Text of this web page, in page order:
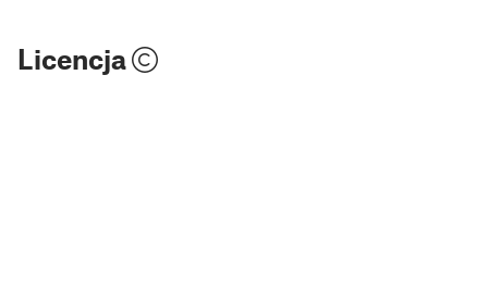
Licencja